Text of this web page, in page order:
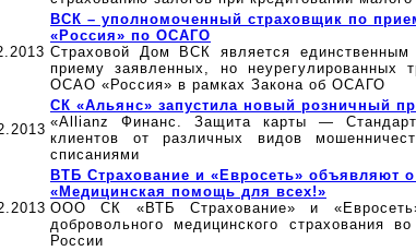
ВСК – уполномоченный страховщик по
«Россия» по ОСАГО
Страховой Дом ВСК является
приему заявленных, но неурегулированных
ОСАО «Россия» в рамках Закона об ОСАГО
СК «Альянс» запустила новый розничный
«Allianz Финанс. Защита карты —
клиентов от различных видов
списаниями
ВТБ Страхование и «Евросеть» объявляют
«Медицинская помощь для всех!»
ООО СК «ВТБ Страхование» и
добровольного медицинского страхования
России